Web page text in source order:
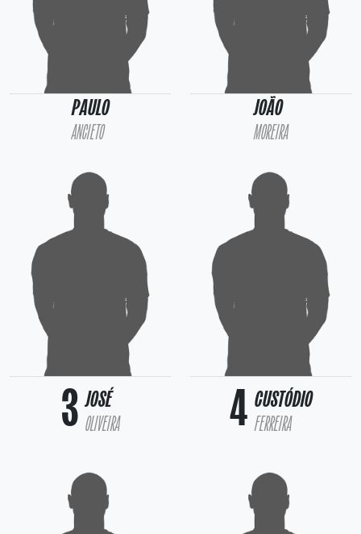
PAULO
ANCIETO
JOÃO
MOREIRA
3 JOSÉ
OLIVEIRA 4 CUSTÓDIO
FERREIRA